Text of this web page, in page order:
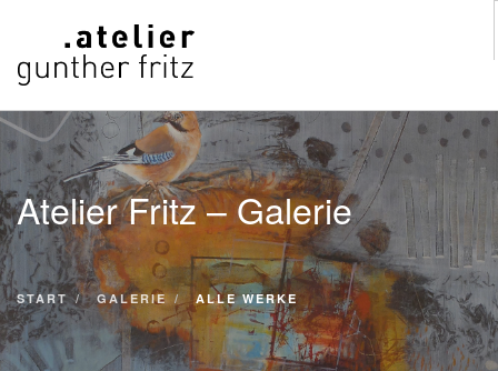
START
WERKE
VITA
KONTAKT
GALERIE
SUCHE
Atelier Fritz – Galerie
START GALERIE ALLE WERKE